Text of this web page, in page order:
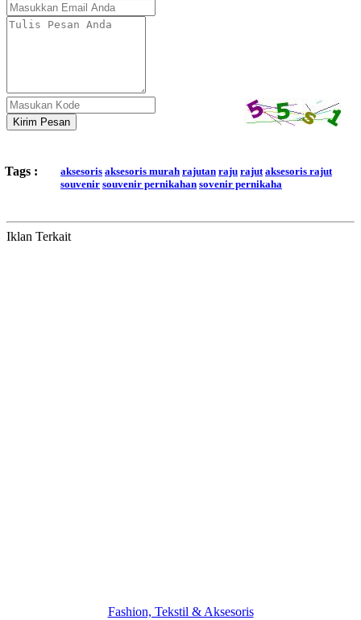
Kirim Pesan
Tags : aksesoris aksesoris murah rajutan raju rajut aksesoris rajut
souvenir souvenir pernikahan sovenir pernikaha
Iklan Terkait
Fashion, Tekstil & Aksesoris